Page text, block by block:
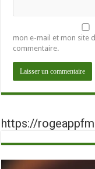
mon e-mail et mon site
commentaire.
https://